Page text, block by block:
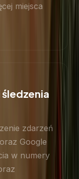
miejsca
zdarzeń
Google
w numery